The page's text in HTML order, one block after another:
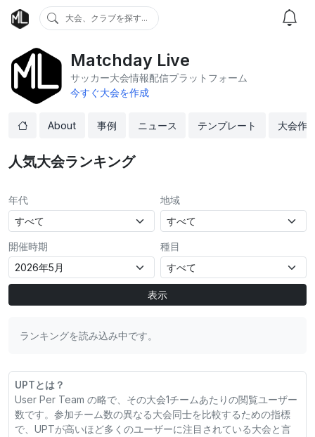
大会、クラブを探す...
Matchday Live
サッカー大会情報配信プラットフォーム
今すぐ大会を作成
About 事例 ニュース テンプレート 大会作
人気大会ランキング
年代 地域
開催時期 種目
表示
ランキングを読み込み中です。
UPTとは？
User Per Team の略で、その大会1チームあたりの閲覧ユーザー
数です。参加チーム数の異なる大会同士を比較するための指標
で、UPTが高いほど多くのユーザーに注目されている大会と言